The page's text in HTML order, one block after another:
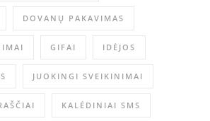
DOVANŲ PAKAVIMAS
GIFAI IDĖJOS
JUOKINGI SVEIKINIMAI
KALĖDINIAI SMS